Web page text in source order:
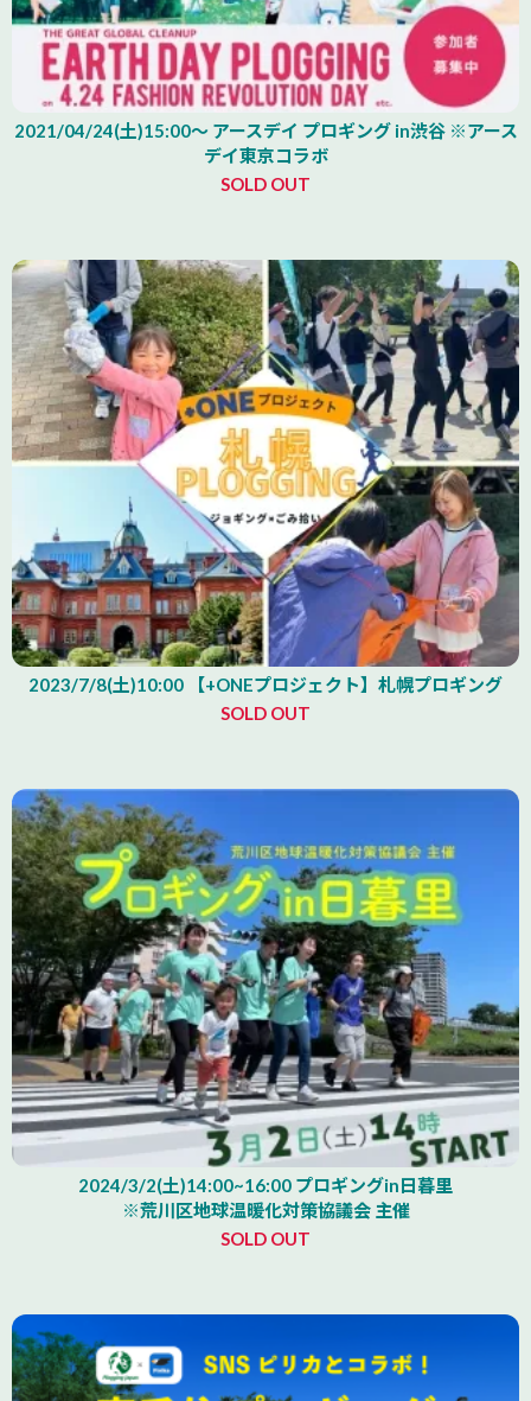
2021/04/24(土)15:00～ アースデイ プロギング in渋谷 ※アース
デイ東京コラボ
SOLD OUT
2023/7/8(土)10:00 【+ONEプロジェクト】札幌プロギング
SOLD OUT
2024/3/2(土)14:00~16:00 プロギングin日暮里
※荒川区地球温暖化対策協議会 主催
SOLD OUT